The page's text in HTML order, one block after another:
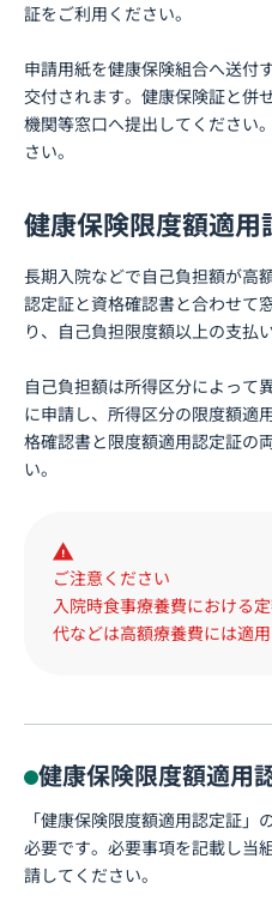
証をご利用ください。
申請用紙を健康保険組合へ送付
交付されます。健康保険証と併
機関等窓口へ提出してください
さい。
健康保険限度額適用
長期入院などで自己負担額が高
認定証と資格確認書と合わせて
り、自己負担限度額以上の支払
自己負担額は所得区分によって
に申請し、所得区分の限度額適
格確認書と限度額適用認定証の
い。
ご注意ください
入院時食事療養費における
代などは高額療養費には適用
健康保険限度額適用
「健康保険限度額適用認定証
必要です。必要事項を記載し当
請してください。